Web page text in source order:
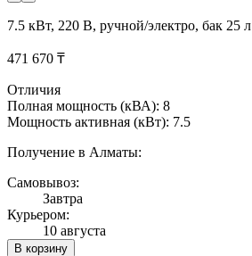
7.5 кВт, 220 В, ручной/электро, бак 25 л
471 670 ₸
Отличия
Полная мощность (кВА): 8
Мощность активная (кВт): 7.5
Получение в Алматы:
Самовывоз:
Завтра
Курьером:
10 августа
В корзину